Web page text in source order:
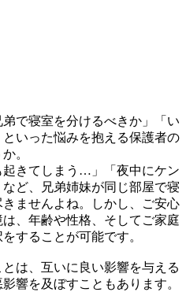
で寝室を分けるべきか」「い
いった悩みを抱える保護者の
。
起きてしまう…」「夜中にケン
ど、兄弟姉妹が同じ部屋で寝
ませんよね。しかし、ご安心
、年齢や性格、そしてご家庭
することが可能です。
は、互いに良い影響を与える
響を及ぼすこともあります。